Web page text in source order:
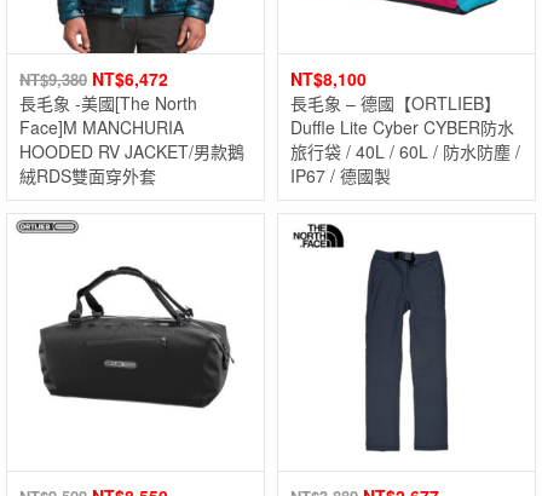
NT$9,380 NT$6,472
長毛象 -美國[The North
Face]M MANCHURIA
HOODED RV JACKET/男款鵝
絨RDS雙面穿外套
NT$8,100
長毛象 – 德國【ORTLIEB】
Duffle Lite Cyber CYBER防水
旅行袋 / 40L / 60L / 防水防塵 /
IP67 / 德國製